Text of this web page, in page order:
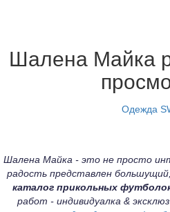
Шалена Майка
Одежда
Шалена Майка - это не просто
радость представлен
каталог прикольных
работ - индивидуалка &